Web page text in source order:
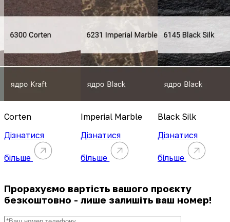
Corten
Дізнатися
більше
Imperial Marble
Дізнатися
більше
Black Silk
Дізнатися
більше
Прорахуємо вартість вашого проєкту
безкоштовно - лише залишіть ваш номер!